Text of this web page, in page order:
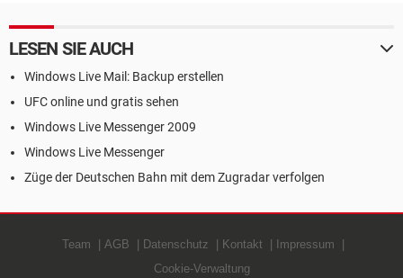
LESEN SIE AUCH
Windows Live Mail: Backup erstellen
UFC online und gratis sehen
Windows Live Messenger 2009
Windows Live Messenger
Züge der Deutschen Bahn mit dem Zugradar verfolgen
Team AGB Datenschutz Kontakt
Impressum
Cookie-Verwaltung